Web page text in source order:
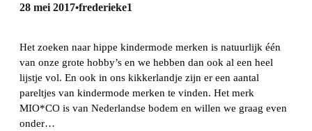
28 mei 2017•frederieke1
Het zoeken naar hippe kindermode merken is natuurlijk één
van onze grote hobby’s en we hebben dan ook al een heel
lijstje vol. En ook in ons kikkerlandje zijn er een aantal
pareltjes van kindermode merken te vinden. Het merk
MIO*CO is van Nederlandse bodem en willen we graag even
onder…